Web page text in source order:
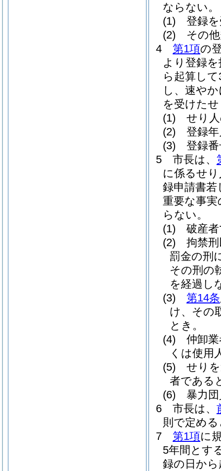
ならない。
(1)
登録
(2)
その
4
第1項の
より登録
ら起算し
し、速や
を受けた
(1)
せり
(2)
登録
(3)
登録
5
市長は、
に係るせ
録申請書
重要な事
らない。
(1)
破産
(2)
拘禁
罰金の刑
その刑の
を経過し
(3)
第14条
け、その
とき。
(4)
仲卸
くは使用
(5)
せり
者である
(6)
暴力
6
市長は、
則で定め
7
第1項に
5年間とす
録の日か